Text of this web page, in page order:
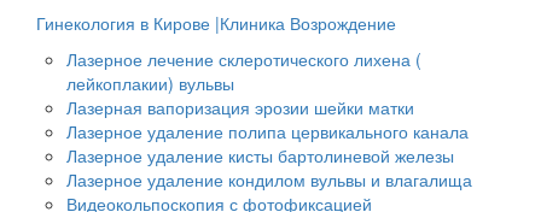
Гинекология в Кирове |Клиника Возрождение
Лазерное лечение склеротического лихена (
лейкоплакии) вульвы
Лазерная вапоризация эрозии шейки матки
Лазерное удаление полипа цервикального канала
Лазерное удаление кисты бартолиневой железы
Лазерное удаление кондилом вульвы и влагалища
Видеокольпоскопия с фотофиксацией